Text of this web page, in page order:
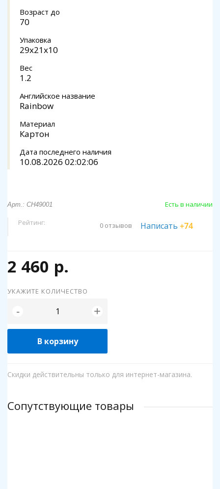
Возраст до
70
Упаковка
29x21x10
Вес
1.2
Английское название
Rainbow
Материал
Картон
Дата последнего наличия
10.08.2026 02:02:06
Арт.: CH49001 Есть в наличии
Рейтинг: 0 отзывов Написать +74
2 460 р.
УКАЖИТЕ КОЛИЧЕСТВО
- +
В корзину
Скидки действительны только для интернет-магазина.
Сопутствующие товары